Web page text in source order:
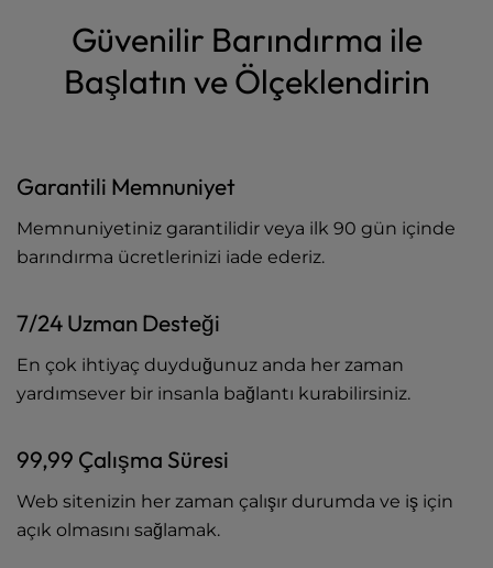
Güvenilir Barındırma ile
Başlatın ve Ölçeklendirin
Garantili Memnuniyet
Memnuniyetiniz garantilidir veya ilk 90 gün içinde
barındırma ücretlerinizi iade ederiz.
7/24 Uzman Desteği
En çok ihtiyaç duyduğunuz anda her zaman
yardımsever bir insanla bağlantı kurabilirsiniz.
99,99 Çalışma Süresi
Web sitenizin her zaman çalışır durumda ve iş için
açık olmasını sağlamak.